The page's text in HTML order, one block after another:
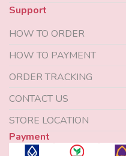
Support
HOW TO ORDER
HOW TO PAYMENT
ORDER TRACKING
CONTACT US
STORE LOCATION
Payment